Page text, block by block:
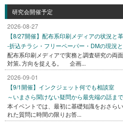
研究会開催予定
2026-08-27
【8/27開催】配布系印刷メディアの状況と
-折込チラシ・フリーペーパー・DMの現況
配布系印刷メディアで実務と調査研究の両
対策､方向を捉える。 企画...
2026-09-01
【9/1開催】インクジェット何でも相談室
～いまさら聞けない疑問から最先端の話ま
本イベントでは、最初に基礎知識をおさら
れた質問に時間の限りお答...